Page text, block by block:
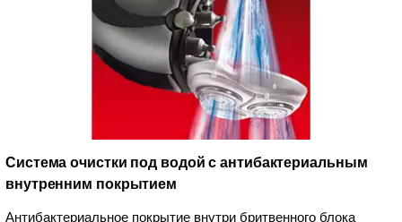
Система очистки под водой с антибактериальным
внутренним покрытием
Антибактериальное покрытие внутри бритвенного блока